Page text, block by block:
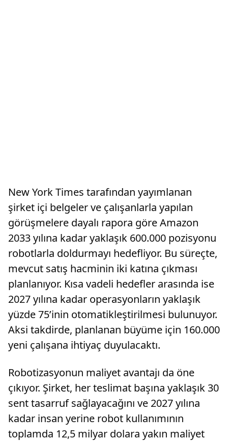
New York Times tarafından yayımlanan
şirket içi belgeler ve çalışanlarla yapılan
görüşmelere dayalı rapora göre Amazon
2033 yılına kadar yaklaşık 600.000 pozisyonu
robotlarla doldurmayı hedefliyor. Bu süreçte,
mevcut satış hacminin iki katına çıkması
planlanıyor. Kısa vadeli hedefler arasında ise
2027 yılına kadar operasyonların yaklaşık
yüzde 75’inin otomatikleştirilmesi bulunuyor.
Aksi takdirde, planlanan büyüme için 160.000
yeni çalışana ihtiyaç duyulacaktı.
Robotizasyonun maliyet avantajı da öne
çıkıyor. Şirket, her teslimat başına yaklaşık 30
sent tasarruf sağlayacağını ve 2027 yılına
kadar insan yerine robot kullanımının
toplamda 12,5 milyar dolara yakın maliyet